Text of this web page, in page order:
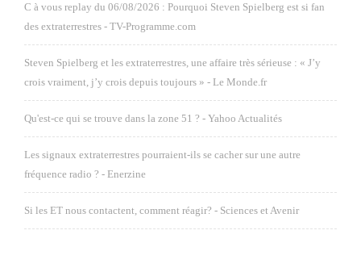
C à vous replay du 06/08/2026 : Pourquoi Steven Spielberg est si fan
des extraterrestres - TV-Programme.com
Steven Spielberg et les extraterrestres, une affaire très sérieuse : « J’y
crois vraiment, j’y crois depuis toujours » - Le Monde.fr
Qu'est-ce qui se trouve dans la zone 51 ? - Yahoo Actualités
Les signaux extraterrestres pourraient-ils se cacher sur une autre
fréquence radio ? - Enerzine
Si les ET nous contactent, comment réagir? - Sciences et Avenir